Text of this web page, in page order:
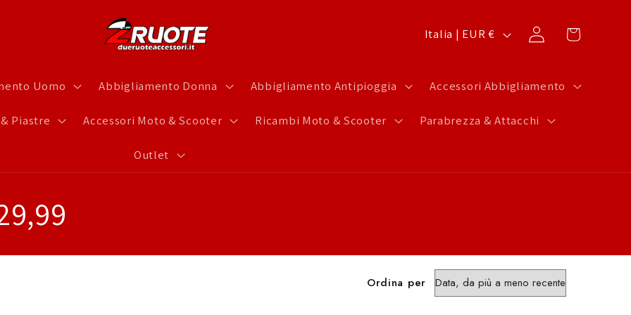
Uomo Abbigliamento Donna Abbigliamento Antipioggia Accessori Abbigliamento
Piastre Accessori Moto & Scooter Ricambi Moto & Scooter Parabrezza & Attacchi
Outlet
e
e
Italia | EUR € Accedi Carrello
Ordina per